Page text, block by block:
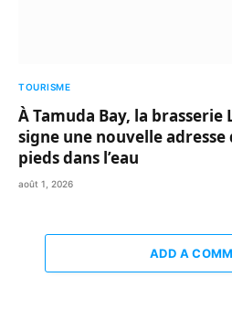
TOURISME
À Tamuda Bay, la brasserie
signe une nouvelle adresse
pieds dans l’eau
août 1, 2026
ADD A